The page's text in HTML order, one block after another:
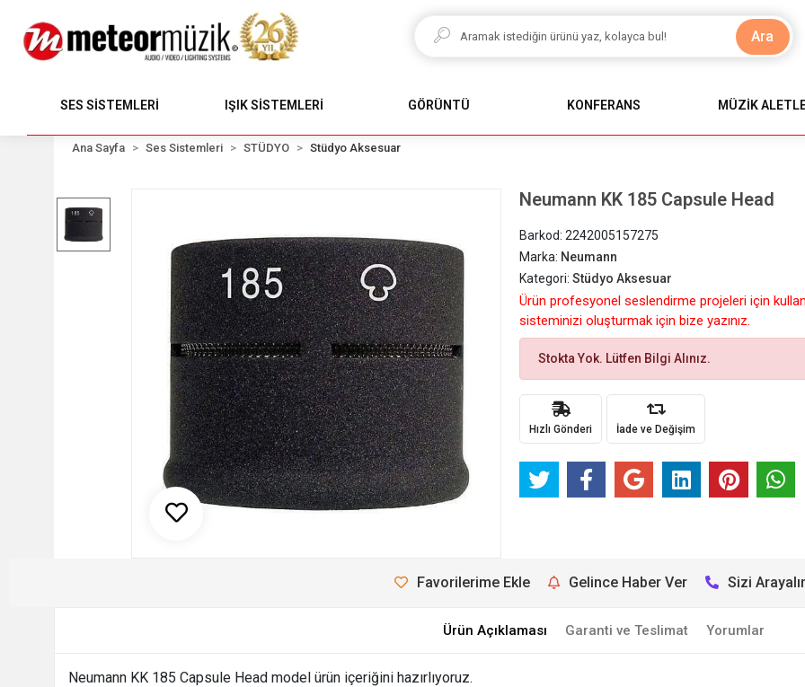
Ara
SES SİSTEMLERİ IŞIK SİSTEMLERİ GÖRÜNTÜ KONFERANS MÜZİK
Ana Sayfa Ses Sistemleri STÜDYO Stüdyo Aksesuar
Neumann KK 185 Capsule Head
Barkod:2242005157275
Marka: Neumann
Kategori:Stüdyo Aksesuar
Ürün profesyonel seslendirme projeleri için
sisteminizi oluşturmak için bize yazınız.
Stokta Yok. Lütfen Bilgi Alınız.
Hızlı Gönderi İade ve Değişim
Favorilerime Ekle Gelince Haber Ver Sizi
Ürün Açıklaması Garanti ve Teslimat Yorumlar
Neumann KK 185 Capsule Head model ürün içeriğini hazırlıyoruz.